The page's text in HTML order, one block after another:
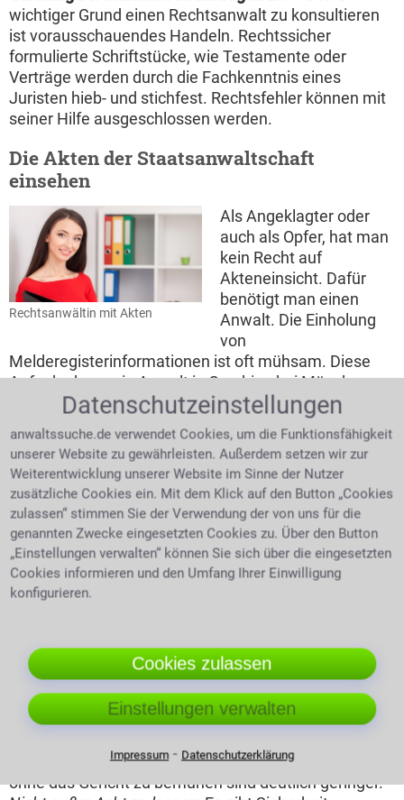
wichtiger Grund einen Rechtsanwalt zu konsultieren
ist vorausschauendes Handeln. Rechtssicher
formulierte Schriftstücke, wie Testamente oder
Verträge werden durch die Fachkenntnis eines
Juristen hieb- und stichfest. Rechtsfehler können mit
seiner Hilfe ausgeschlossen werden.
Die Akten der Staatsanwaltschaft
einsehen
Rechtsanwältin mit Akten
Als Angeklagter oder
auch als Opfer, hat man
kein Recht auf
Akteneinsicht. Dafür
benötigt man einen
Anwalt. Die Einholung
von
Melderegisterinformationen ist oft mühsam. Diese
Aufgabe kann ein Anwalt in Garching bei München
gern für seinen Mandanten übernehmen.
Erfolgsaussichten besser einschätzen
Oder der Fachanwalt weiß durch seine Fachkenntnis
und Erfahrung ob es Sinn macht mit seinem Fall
überhaupt vor Gericht zu gehen.
Durch den Anwalt die Möglichkeit zum
Vergleich ausarbeiten
Jurist in einer Besprechung
meist, wenn man sich
auf einen Vergleich
einigen kann. Wird
dieser bei Gericht
vollstreckt, ist er rechtsgültig wie ein Urteil. Die Kosten
ohne das Gericht zu bemühen sind deutlich geringer.
Datenschutzeinstellungen
anwaltssuche.de verwendet Cookies, um die Funktionsfähigkeit
unserer Website zu gewährleisten. Außerdem setzen wir zur
Weiterentwicklung unserer Website im Sinne der Nutzer
zusätzliche Cookies ein. Mit dem Klick auf den Button „Cookies
zulassen“ stimmen Sie der Verwendung der von uns für die
genannten Zwecke eingesetzten Cookies zu. Über den Button
„Einstellungen verwalten“ können Sie sich über die eingesetzten
Cookies informieren und den Umfang Ihrer Einwilligung
konfigurieren.
Cookies zulassen
Einstellungen verwalten
Impressum⁃ Datenschutzerklärung